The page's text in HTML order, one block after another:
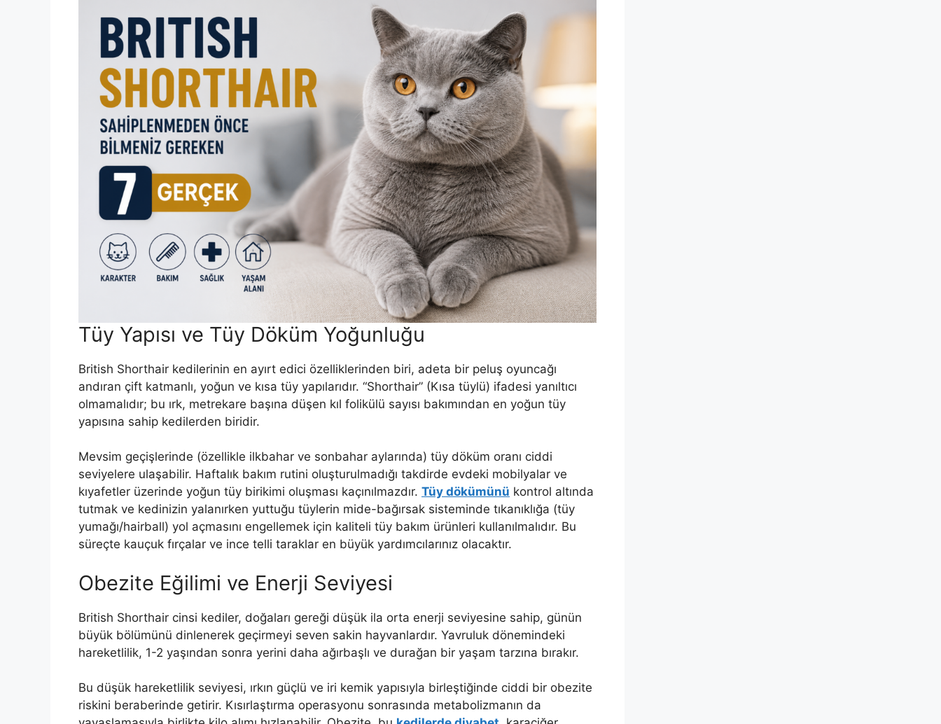
Tüy Yapısı ve Tüy Döküm Yoğunluğu
British Shorthair kedilerinin en ayırt edici özelliklerinden biri, adeta bir peluş oyuncağı
andıran çift katmanlı, yoğun ve kısa tüy yapılarıdır. “Shorthair” (Kısa tüylü) ifadesi yanıltıcı
olmamalıdır; bu ırk, metrekare başına düşen kıl folikülü sayısı bakımından en yoğun tüy
yapısına sahip kedilerden biridir.
Mevsim geçişlerinde (özellikle ilkbahar ve sonbahar aylarında) tüy döküm oranı ciddi
seviyelere ulaşabilir. Haftalık bakım rutini oluşturulmadığı takdirde evdeki mobilyalar ve
kıyafetler üzerinde yoğun tüy birikimi oluşması kaçınılmazdır. Tüy dökümünü kontrol altında
tutmak ve kedinizin yalanırken yuttuğu tüylerin mide-bağırsak sisteminde tıkanıklığa (tüy
yumağı/hairball) yol açmasını engellemek için kaliteli tüy bakım ürünleri kullanılmalıdır. Bu
süreçte kauçuk fırçalar ve ince telli taraklar en büyük yardımcılarınız olacaktır.
Obezite Eğilimi ve Enerji Seviyesi
British Shorthair cinsi kediler, doğaları gereği düşük ila orta enerji seviyesine sahip, günün
büyük bölümünü dinlenerek geçirmeyi seven sakin hayvanlardır. Yavruluk dönemindeki
hareketlilik, 1-2 yaşından sonra yerini daha ağırbaşlı ve durağan bir yaşam tarzına bırakır.
Bu düşük hareketlilik seviyesi, ırkın güçlü ve iri kemik yapısıyla birleştiğinde ciddi bir obezite
riskini beraberinde getirir. Kısırlaştırma operasyonu sonrasında metabolizmanın da